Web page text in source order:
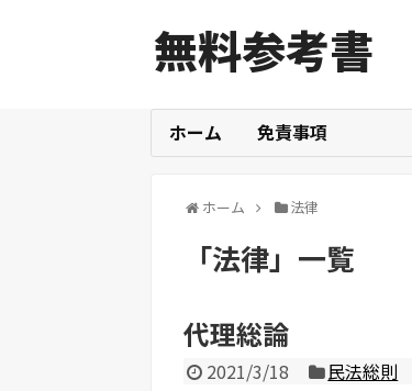
無料参考書
ホーム 免責事項
ホーム 法律
「法律」 一覧
代理総論
2021/3/18
民法総則